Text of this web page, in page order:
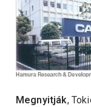
Megnyitják,